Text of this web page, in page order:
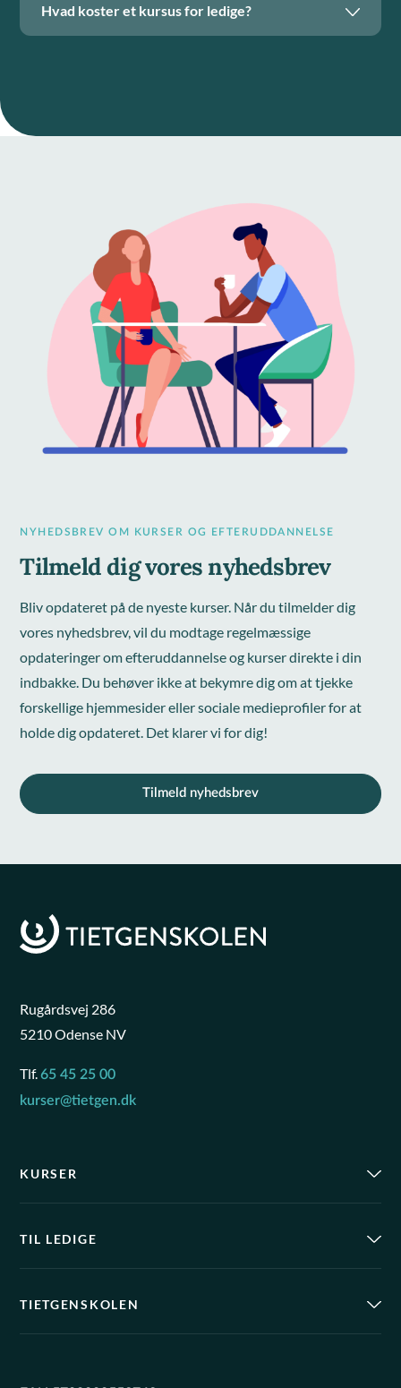
Hvad koster et kursus for ledige?
NYHEDSBREV OM KURSER OG EFTERUDDANNELSE
Tilmeld dig vores nyhedsbrev
Bliv opdateret på de nyeste kurser. Når du tilmelder dig
vores nyhedsbrev, vil du modtage regelmæssige
opdateringer om efteruddannelse og kurser direkte i din
indbakke. Du behøver ikke at bekymre dig om at tjekke
forskellige hjemmesider eller sociale medieprofiler for at
holde dig opdateret. Det klarer vi for dig!
Tilmeld nyhedsbrev
Rugårdsvej 286
5210 Odense NV
Tlf.65 45 25 00
kurser@tietgen.dk
KURSER
TIL LEDIGE
TIETGENSKOLEN